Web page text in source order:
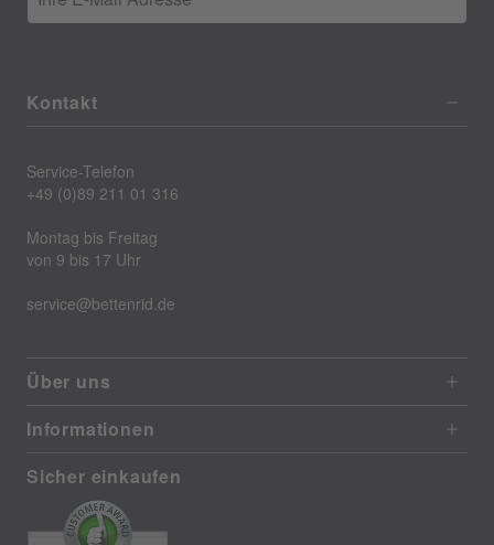
Kontakt
Service-Telefon
+49 (0)89 211 01 316
Montag bis Freitag
von 9 bis 17 Uhr
service@bettenrid.de
Über uns
Informationen
Sicher einkaufen